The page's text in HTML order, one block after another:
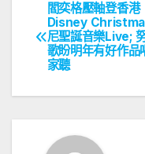
文
章
閻奕格壓軸登香港
Disney
尼聖誕音樂Live;
歌盼明年有好作品
家聽